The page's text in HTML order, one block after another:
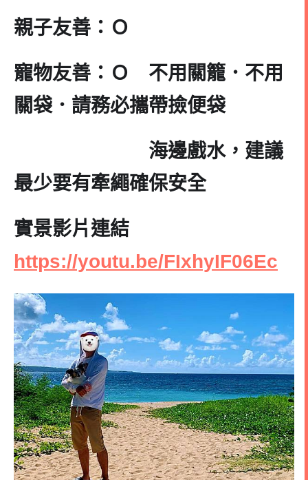
親子友善：Ｏ
寵物友善：Ｏ 不用關籠．不用
關袋．請務必攜帶撿便袋
海邊戲水，建議
最少要有牽繩確保安全
實景影片連結
https://youtu.be/FIxhyIF06Ec